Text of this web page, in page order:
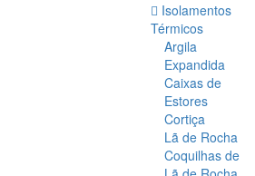
Isolamentos
Térmicos
Argila
Expandida
Caixas de
Estores
Cortiça
Lã de Rocha
Coquilhas de